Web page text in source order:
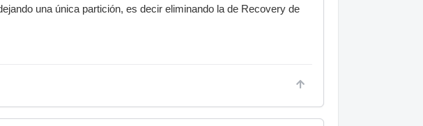
una única partición, es decir eliminando la de Recovery de